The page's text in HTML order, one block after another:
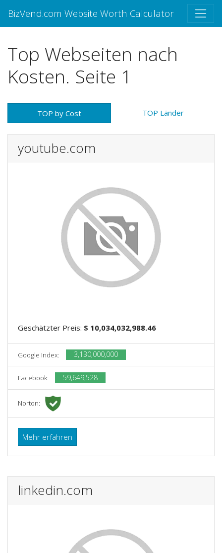
BizVend.com Website Worth Calculator
Top Webseiten nach
Kosten. Seite 1
TOP by Cost TOP Länder
youtube.com
Geschätzter Preis: $ 10,034,032,988.46
Google Index: 3,130,000,000
Facebook: 59,649,528
Norton:
Mehr erfahren
linkedin.com